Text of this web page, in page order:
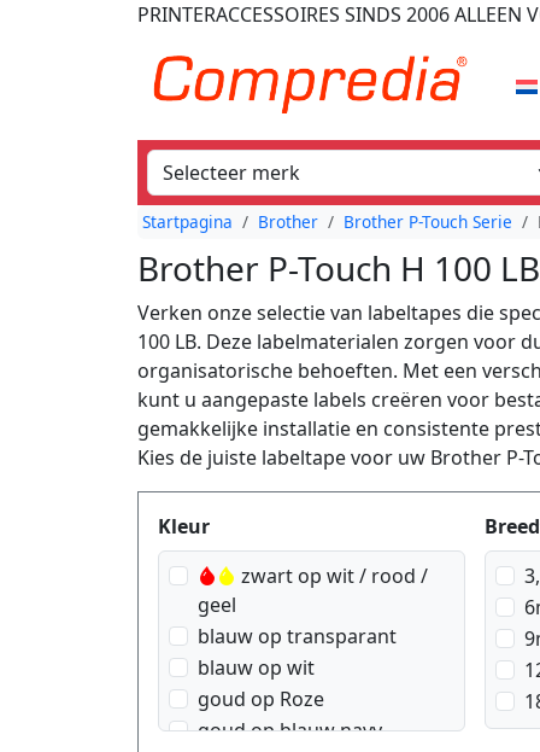
PRINTERACCESSOIRES SINDS 2006ALLEEN
Startpagina Brother Brother P-Touch Serie
Brother P-Touch H 100
Verken onze selectie van labeltapes die
100 LB. Deze labelmaterialen zorgen voor
organisatorische behoeften. Met een
kunt u aangepaste labels creëren voor
gemakkelijke installatie en consistente
Kies de juiste labeltape voor uw Brother P-
Produktfilter
Kleur
zwart op wit / rood /
geel
blauw op transparant
blauw op wit
goud op Roze
goud op blauw navy